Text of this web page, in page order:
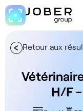
Retour aux
H/F